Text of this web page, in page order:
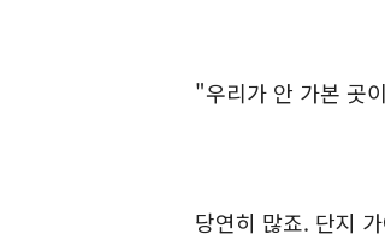
"우리가 안 가본 곳
당연히 많죠. 단지